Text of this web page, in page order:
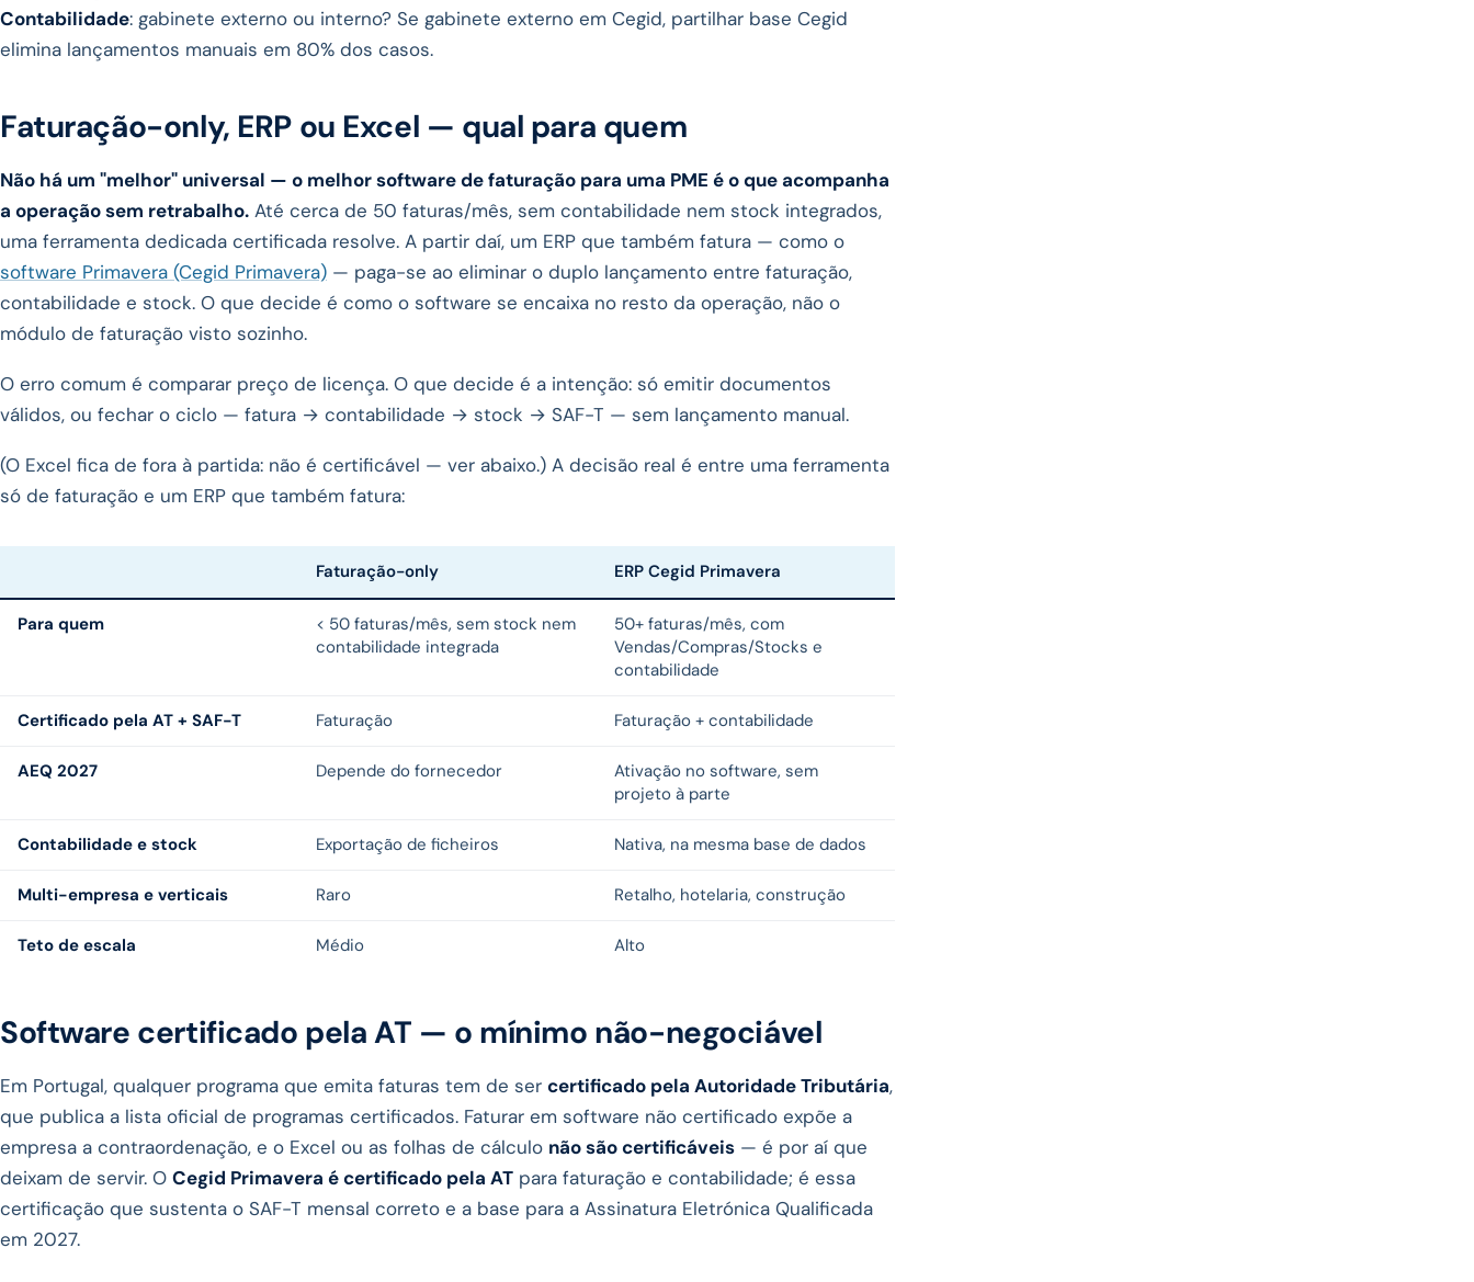
Contabilidade: gabinete externo ou interno? Se gabinete externo em Cegid, partilhar base Cegid
elimina lançamentos manuais em 80% dos casos.
Faturação-only, ERP ou Excel — qual para quem
Não há um "melhor" universal — o melhor software de faturação para uma PME é o que acompanha
a operação sem retrabalho. Até cerca de 50 faturas/mês, sem contabilidade nem stock integrados,
uma ferramenta dedicada certificada resolve. A partir daí, um ERP que também fatura — como o
software Primavera (Cegid Primavera) — paga-se ao eliminar o duplo lançamento entre faturação,
contabilidade e stock. O que decide é como o software se encaixa no resto da operação, não o
módulo de faturação visto sozinho.
O erro comum é comparar preço de licença. O que decide é a intenção: só emitir documentos
válidos, ou fechar o ciclo — fatura → contabilidade → stock → SAF-T — sem lançamento manual.
(O Excel fica de fora à partida: não é certificável — ver abaixo.) A decisão real é entre uma ferramenta
só de faturação e um ERP que também fatura:
Faturação-only ERP Cegid Primavera
Para quem
< 50 faturas/mês, sem stock nem
contabilidade integrada
50+ faturas/mês, com
Vendas/Compras/Stocks e
contabilidade
Certificado pela AT + SAF-T Faturação Faturação + contabilidade
AEQ 2027 Depende do fornecedor
Ativação no software, sem
projeto à parte
Contabilidade e stock Exportação de ficheiros Nativa, na mesma base de dados
Multi-empresa e verticais Raro Retalho, hotelaria, construção
Teto de escala Médio Alto
Software certificado pela AT — o mínimo não-negociável
Em Portugal, qualquer programa que emita faturas tem de ser certificado pela Autoridade Tributária,
que publica a lista oficial de programas certificados. Faturar em software não certificado expõe a
empresa a contraordenação, e o Excel ou as folhas de cálculo não são certificáveis — é por aí que
deixam de servir. O Cegid Primavera é certificado pela AT para faturação e contabilidade; é essa
certificação que sustenta o SAF-T mensal correto e a base para a Assinatura Eletrónica Qualificada
em 2027.